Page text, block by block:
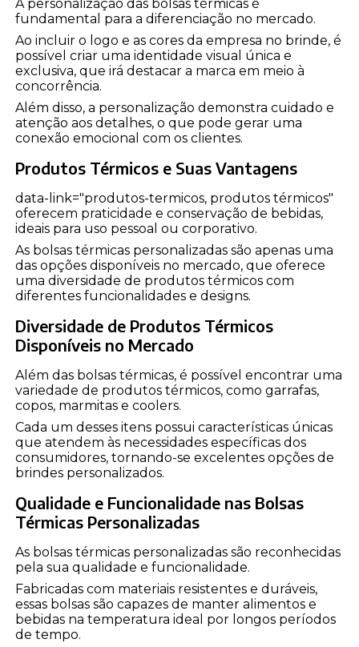
A personalização das bolsas térmicas é
fundamental para a diferenciação no mercado.
Ao incluir o logo e as cores da empresa no brinde, é
possível criar uma identidade visual única e
exclusiva, que irá destacar a marca em meio à
concorrência.
Além disso, a personalização demonstra cuidado e
atenção aos detalhes, o que pode gerar uma
conexão emocional com os clientes.
Produtos Térmicos e Suas Vantagens
data-link="produtos-termicos, produtos térmicos"
oferecem praticidade e conservação de bebidas,
ideais para uso pessoal ou corporativo.
As bolsas térmicas personalizadas são apenas uma
das opções disponíveis no mercado, que oferece
uma diversidade de produtos térmicos com
diferentes funcionalidades e designs.
Diversidade de Produtos Térmicos
Disponíveis no Mercado
Além das bolsas térmicas, é possível encontrar uma
variedade de produtos térmicos, como garrafas,
copos, marmitas e coolers.
Cada um desses itens possui características únicas
que atendem às necessidades específicas dos
consumidores, tornando-se excelentes opções de
brindes personalizados.
Qualidade e Funcionalidade nas Bolsas
Térmicas Personalizadas
As bolsas térmicas personalizadas são reconhecidas
pela sua qualidade e funcionalidade.
Fabricadas com materiais resistentes e duráveis,
essas bolsas são capazes de manter alimentos e
bebidas na temperatura ideal por longos períodos
de tempo.